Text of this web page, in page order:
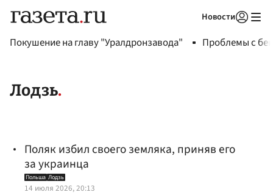
Новости
Покушение на главу "Уралдронзавода" Проблемы с
Лодзь
Поляк избил своего земляка, приняв его
за украинца
Польша Лодзь
14 июля 2026, 20:13